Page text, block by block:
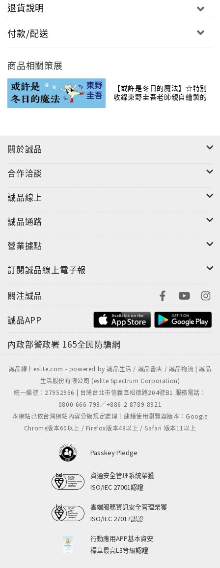
現在，李李仁與史丹利要以自身經驗與你分享，不管跟
團或自助，如何滑得開心、滑得安全。更重要的是，在
雪中感受勇氣、挑戰自我、重新燃燒對人生的熱情。現
在就請翻開這本書，跟著熱血大叔一起熱雪吧！
退貨說明
付款/配送
商品相關策展
【或許是冬日的魔法】☆特別
收錄東野圭吾老師親自繪製的
關於誠品
合作洽談
誠品線上
誠品通路
營業據點
訂閱誠品線上電子報
關注誠品
誠品APP
內政部警政署 165全民防騙網
誠品線上eslite.com - powered by 誠品生活 / 誠品書店 / 誠品物流 | 誠品
生活股份有限公司 (eslite Spectrum Corporation)
統一編號：27952966 | 台灣台北市信義區松德路204號B1 服務電話：
0800-666-798／+886-2-8789-8921
本網站已依台灣網站內容分級規定處理｜建議使用瀏覽器版本：Google
Chrome版本60以上 / Firefox版本48以上 / Safari 版本11以上
Passkey Pledge
資通安全管理系統榮獲
ISO/IEC 27001認證
雲端服務資訊安全管理榮獲
ISO/IEC 27017認證
行動應用APP基本資安
標章最高L3等級認證